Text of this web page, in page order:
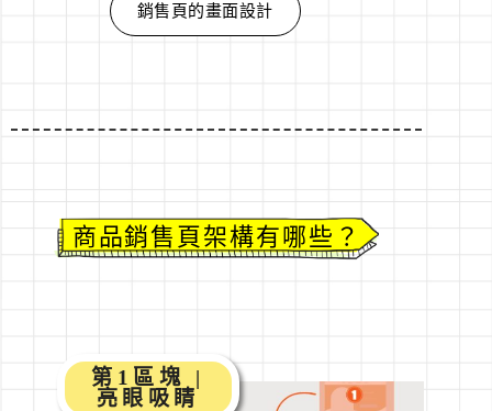
銷售頁的畫面設計
商品銷售頁架構有哪些？
第1區塊 |
亮眼吸睛